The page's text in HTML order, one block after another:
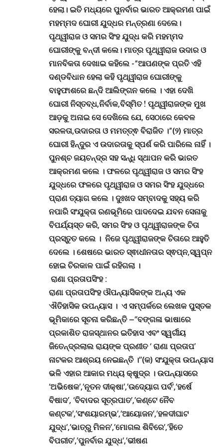
ହେଲା। ଇତି ମଧ୍ୟରେ ପୁନର୍ବାର ଭାରତ ଆକ୍ରମଣ ପାଇଁ
ମହମ୍ମଦ ଘୋରୀ ଯୁଦ୍ଧର ମନ୍ତ୍ରଣା ଦେଲେ।
ପୃଥ୍ୱୀରାଜ ଓ ସମର ସିଂହ ଯୁଦ୍ଧ କରି ମହମ୍ମଦ
ଘୋରୀଙ୍କୁ ବନ୍ଦୀ କଲେ। ମାତ୍ର ପୃଥ୍ୱୀରାଜ ଉଦାର ଓ
ମାନବିକତା ଦେଖାଇ କହିଲେ -“ଆପଣଙ୍କ ପ୍ରତି ଏହି
ଦଣ୍ଡବିଧାନ ହେଲା କହି ପୃଥ୍ୱୀରାଜ ଘୋରୀଙ୍କୁ
ବାହୁଫାଶରେ ଛନ୍ଦି ଆଲିଙ୍ଗନ କଲେ । ଏହା ଦେଖି
ଘୋରୀ ନିସ୍ତବ୍ଧ,ନିର୍ବାକ,ବିସ୍ମିତ ! ପୃଥ୍ୱୀରାଜଙ୍କ ମୁଖ
ଆଡ଼କୁ ଅନାଇ ସେ ଦେଖିଲେ ଯେ, ସେଠାରେ କେବଳ
ସରଳତା,ଉଦାରତା ଓ ମମତ୍ତ୍ଵ ବିରାଜିତ ।”(୨) ମାତ୍ର
ଘୋରୀ ହିନ୍ଦୁର ଏ ଉଦାରତାକୁ ସ୍ପର୍ଶ କରି ପାରିଲେ ନାହିଁ ।
ପୁନଶ୍ଚ ଜୟଚନ୍ଦ୍ର ସହ ସନ୍ଧି ସ୍ଥାପନ କରି ଭାରତ
ଆକ୍ରମଣ କଲେ । ଫଳରେ ପୃଥ୍ୱୀରାଜ ଓ ସମର ସିଂହ
ଯୁଦ୍ଧରେ ଫଳରେ ପୃଥ୍ୱୀରାଜ ଓ ସମର ସିଂହ ଯୁଦ୍ଧରେ
ପ୍ରାଣ ତ୍ୟାଗ କଲେ । ଦୁଃଖଦ ସମ୍ବାଦକୁ ସହ୍ୟ କରି
ନପାରି ସଂଯୁକ୍ତା ରଣଭୂମିରେ ପାଦଦେଇ ଯବନ ସେନାକୁ
ବିପର୍ଯ୍ୟସ୍ତ କରି, ସମର ସିଂହ ଓ ପୃଥ୍ୱୀରାଜଙ୍କ ଚିତା
ପ୍ରସ୍ତୁତ କଲେ । ନିଜେ ପୃଥ୍ୱୀରାଜଙ୍କ ଚିତାରେ ଆହୁତି
ଦେଲେ । ଶେଷରେ ଭାରତ ସ୍ଵାଧୀନତାର ସ୍ଵପ୍ନ,ସ୍ୱପ୍ନ
ହୋଇ ଚିରକାଳ ପାଇଁ ରହିଗଲା ।
ରାଣା ପ୍ରତାପସିଂହ :
ରାଣା ପ୍ରତାପସିଂହ ଔପନ୍ୟାସିକଙ୍କ ଅନ୍ୟ ଏକ
ଐତିହାସିକ ଉପନ୍ୟାସ । ଏ ସମ୍ପର୍କରେ ଲେଖକ ପୁସ୍ତକ
ଭୂମିକାରେ ସୂଚନା କରିଛନ୍ତି –‘’ବଙ୍ଗଳା ଭାଷାରେ
ପ୍ରକାଶିତ ରାଜସ୍ଥାନର ଇତିହାସ ଏବଂ ସ୍ୱର୍ଗୀୟ
ଜିତେନ୍ଦ୍ରଲାଲ ରାୟଙ୍କ ପ୍ରଣୀତ ‘ ରାଣା ପ୍ରତାପ’
ନାଟକର ଆଶ୍ରୟ ନେଇଛନ୍ତି ।’’(କ) ସଂଯୁକ୍ତା ଉପନ୍ୟାସ
ଭଳି ଏହାର ଆକାର ମଧ୍ୟ କ୍ଷୁଦ୍ର । ଉପନ୍ୟାସରେ
‘ଅଭିଷେକ’,’ନୂତନ ଦୀକ୍ଷା’,’ଉଦ୍ୟୋଗ ପର୍ବ’,’ହର୍ଷେ
ବିଷାଦ’, ‘ବିବାଦର ସୂତ୍ରପାତ’,’କଣ୍ଟେ ନୈବ
କଣ୍ଟକ’,’ସଂଶୟାରମ୍ଭ’,’ଆୟୋଜନ’,’ହଳଦୀଘାଟ
ଯୁଦ୍ଧ’,’ଭାତ୍ରୁ ମିଳନ’,’ମୋଗଲ ଶିବିରେ’,’ହିତେ
ବିପରୀତ’,’ପୁନର୍ବାର ଯୁଦ୍ଧ’,’ଭୀଷଣ